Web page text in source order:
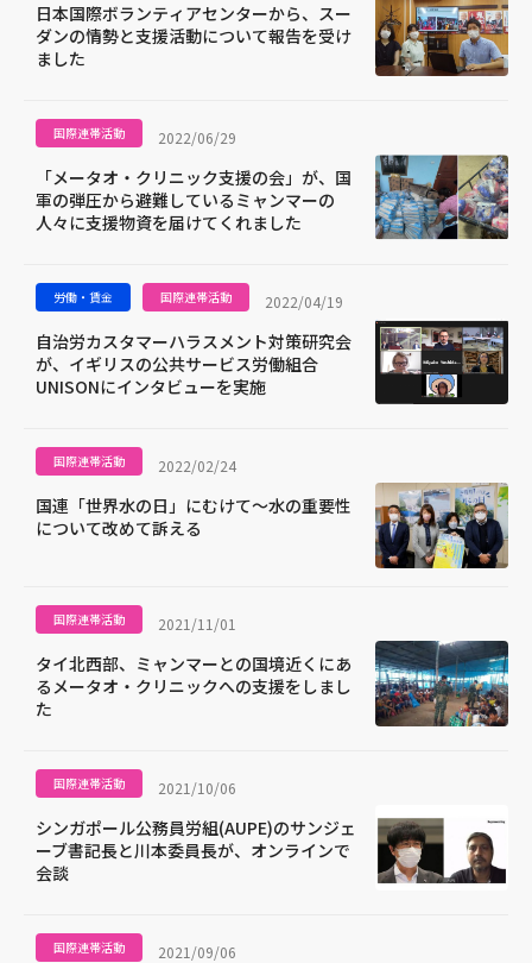
日本国際ボランティアセンターから、スー
ダンの情勢と支援活動について報告を受け
ました
国際連帯活動 2022/06/29
「メータオ・クリニック支援の会」が、国
軍の弾圧から避難しているミャンマーの
人々に支援物資を届けてくれました
労働・賃金 国際連帯活動 2022/04/19
自治労カスタマーハラスメント対策研究会
が、イギリスの公共サービス労働組合
UNISONにインタビューを実施
国際連帯活動 2022/02/24
国連「世界水の日」にむけて～水の重要性
について改めて訴える
国際連帯活動 2021/11/01
タイ北西部、ミャンマーとの国境近くにあ
るメータオ・クリニックへの支援をしまし
た
国際連帯活動 2021/10/06
シンガポール公務員労組(AUPE)のサンジェ
ーブ書記長と川本委員長が、オンラインで
会談
国際連帯活動 2021/09/06